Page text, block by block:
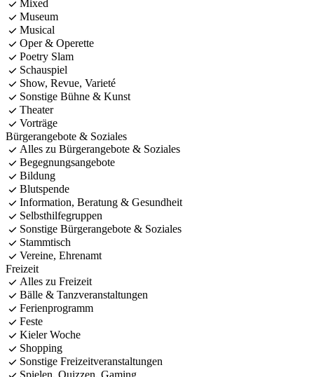
Mixed
Museum
Musical
Oper & Operette
Poetry Slam
Schauspiel
Show, Revue, Varieté
Sonstige Bühne & Kunst
Theater
Vorträge
Bürgerangebote & Soziales
Alles zu Bürgerangebote & Soziales
Begegnungsangebote
Bildung
Blutspende
Information, Beratung & Gesundheit
Selbsthilfegruppen
Sonstige Bürgerangebote & Soziales
Stammtisch
Vereine, Ehrenamt
Freizeit
Alles zu Freizeit
Bälle & Tanzveranstaltungen
Ferienprogramm
Feste
Kieler Woche
Shopping
Sonstige Freizeitveranstaltungen